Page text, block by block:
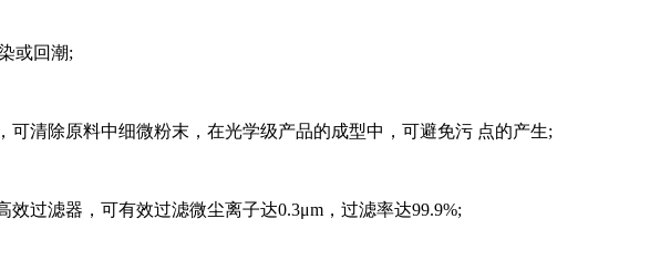
或回潮;
清除原料中细微粉末，在光学级产品的成型中，可避免污 点的产生;
过滤器，可有效过滤微尘离子达0.3μm，过滤率达99.9%;